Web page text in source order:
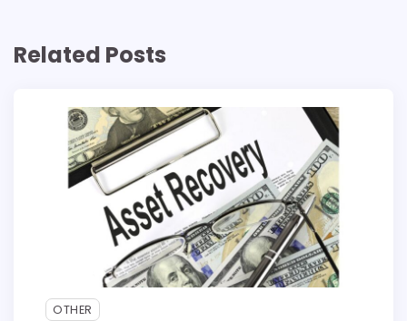
Related Posts
OTHER